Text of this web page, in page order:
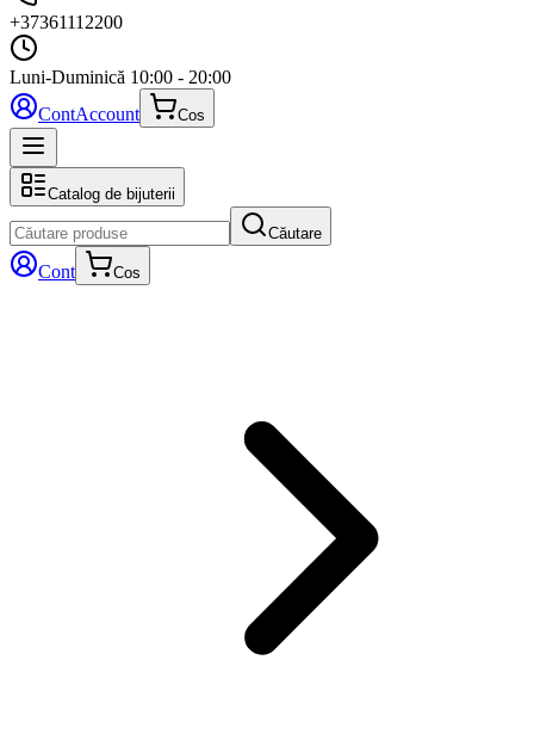
+37361112200
Luni-Duminică 10:00 - 20:00
ContAccount Cos
Catalog de bijuterii
Căutare
Cont Cos